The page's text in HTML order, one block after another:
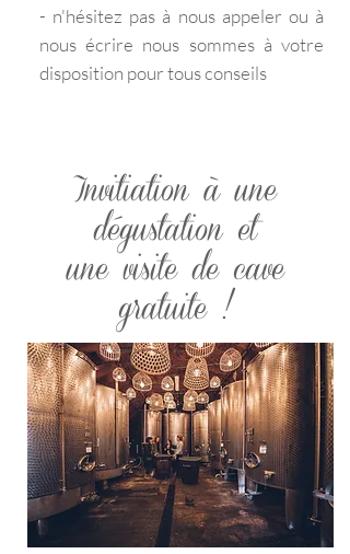
- n'hésitez pas à nous appeler ou à
nous écrire nous sommes à votre
disposition pour tous conseils
Invitiationà une
dégustation et
une visite de cave
gratuite !